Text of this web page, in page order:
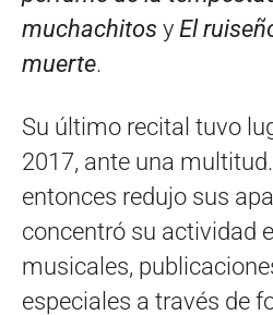
muchachitos y El
muerte.
Su último recital tuvo
2017, ante una
entonces redujo sus
concentró su actividad
musicales,
especiales a través de